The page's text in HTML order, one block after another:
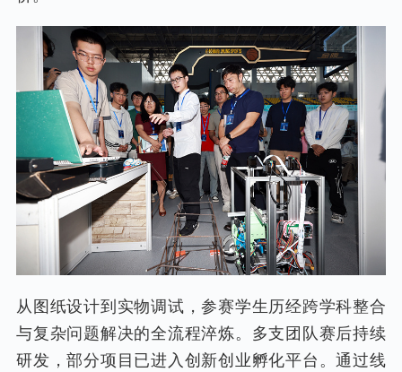
从图纸设计到实物调试，参赛学生历经跨学科整合
与复杂问题解决的全流程淬炼。多支团队赛后持续
研发，部分项目已进入创新创业孵化平台。通过线